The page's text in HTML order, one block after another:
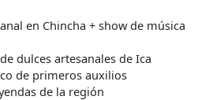
en Chincha + show de música
dulces artesanales de Ica
de primeros auxilios
de la región